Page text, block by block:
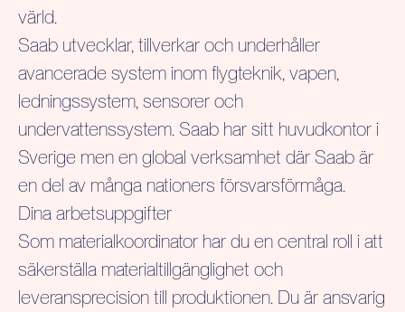
värld.
Saab utvecklar, tillverkar och underhåller
avancerade system inom flygteknik, vapen,
ledningssystem, sensorer och
undervattenssystem. Saab har sitt huvudkontor i
Sverige men en global verksamhet där Saab är
en del av många nationers försvarsförmåga.
Dina arbetsuppgifter
Som materialkoordinator har du en central roll i att
säkerställa materialtillgänglighet och
leveransprecision till produktionen. Du är ansvarig